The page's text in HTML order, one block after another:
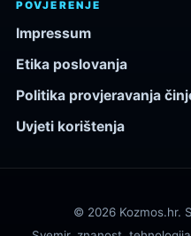
POVJERENJE
Impressum
Etika poslovanja
Politika provjeravanja
Uvjeti korištenja
© 2026 Kozmos.hr.